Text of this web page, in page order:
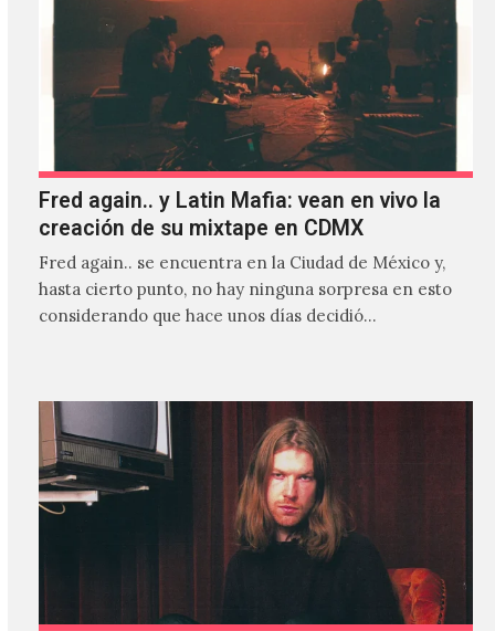
Fred again.. y Latin Mafia: vean en vivo la
creación de su mixtape en CDMX
Fred again.. se encuentra en la Ciudad de México y,
hasta cierto punto, no hay ninguna sorpresa en esto
considerando que hace unos días decidió…